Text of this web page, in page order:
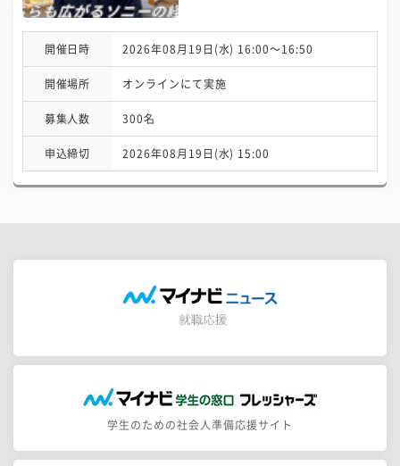
開催日時 2026年08月19日(水) 16:00〜16:50
開催場所 オンラインにて実施
募集人数 300名
申込締切 2026年08月19日(水) 15:00
学生のための社会人準備応援サイト